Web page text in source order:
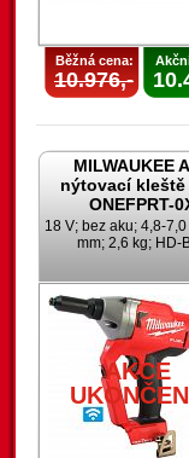
Běžná cena:
10.976,-
MILWAUKEE
nýtovací kleště
ONEFPRT-
18 V; bez aku; 4,8-
mm; 2,6 kg; HD-
AKCE